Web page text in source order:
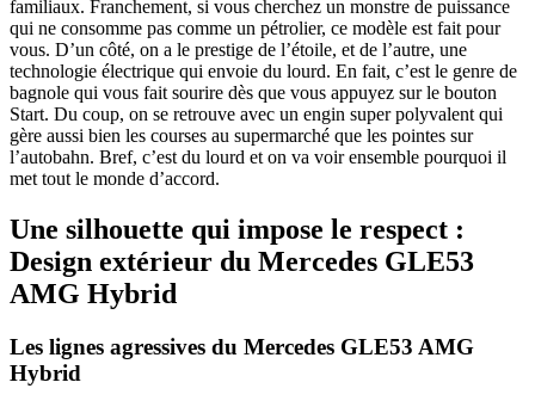
familiaux. Franchement, si vous cherchez un monstre de puissance
qui ne consomme pas comme un pétrolier, ce modèle est fait pour
vous. D’un côté, on a le prestige de l’étoile, et de l’autre, une
technologie électrique qui envoie du lourd. En fait, c’est le genre de
bagnole qui vous fait sourire dès que vous appuyez sur le bouton
Start. Du coup, on se retrouve avec un engin super polyvalent qui
gère aussi bien les courses au supermarché que les pointes sur
l’autobahn. Bref, c’est du lourd et on va voir ensemble pourquoi il
met tout le monde d’accord.
Une silhouette qui impose le respect :
Design extérieur du Mercedes GLE53
AMG Hybrid
Les lignes agressives du Mercedes GLE53 AMG
Hybrid